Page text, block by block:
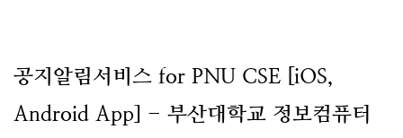
공지알림서비스 for PNU CSE [iOS,
Android App] - 부산대학교 정보컴퓨터